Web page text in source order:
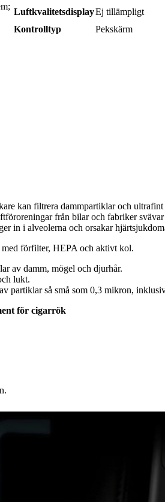
LuftkvalitetsdisplayEj tillämpligt
Kontrolltyp
Pekskärm
kan filtrera dammpartiklar och ultrafint
från bilar och fabriker
in i alveolerna och orsakar
förfilter, HEPA och aktivt kol.
av damm, mögel och djurhår.
lukt.
partiklar så små som 0,3 mikron,
för cigarrök